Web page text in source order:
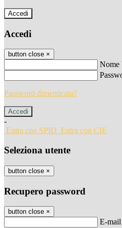
Accedi
Accedi
button close ×
Nome
Password dimenticata?
-
Entra con SPID Entra con CIE
Seleziona utente
button close ×
Recupero password
button close ×
E-mail